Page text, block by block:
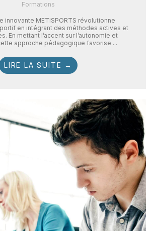
Formations
innovante METISPORTS révolutionne
en intégrant des méthodes actives et
En mettant l’accent sur l’autonomie et
approche pédagogique favorise ...
LIRE LA SUITE →